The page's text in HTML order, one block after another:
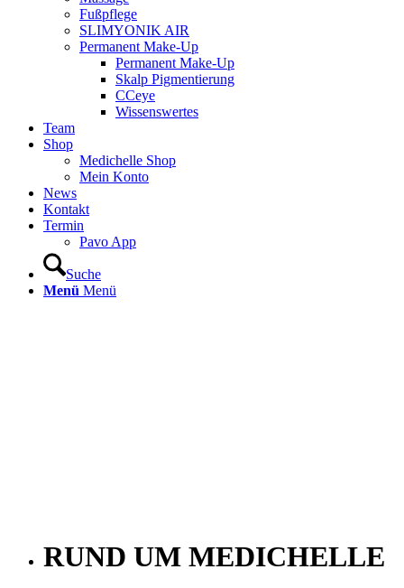
Fußpflege
SLIMYONIK AIR
Permanent Make-Up
Permanent Make-Up
Skalp Pigmentierung
CCeye
Wissenswertes
Team
Shop
Medichelle Shop
Mein Konto
News
Kontakt
Termin
Pavo App
Suche
Menü Menü
RUND UM MEDICHELLE